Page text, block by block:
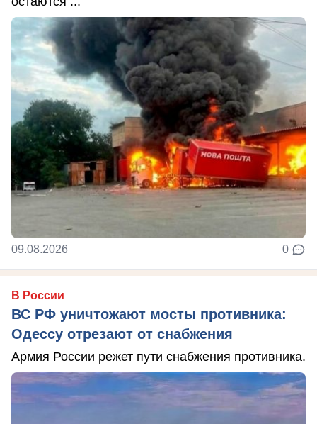
09.08.2026 0
В России
ВС РФ уничтожают мосты противника:
Одессу отрезают от снабжения
Армия России режет пути снабжения противника.